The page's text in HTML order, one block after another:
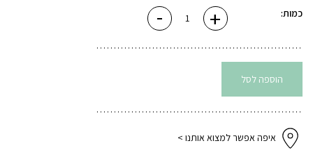
כמות: - של
פאן
+
הוספה לסל
איפה אפשר למצוא אותנו >